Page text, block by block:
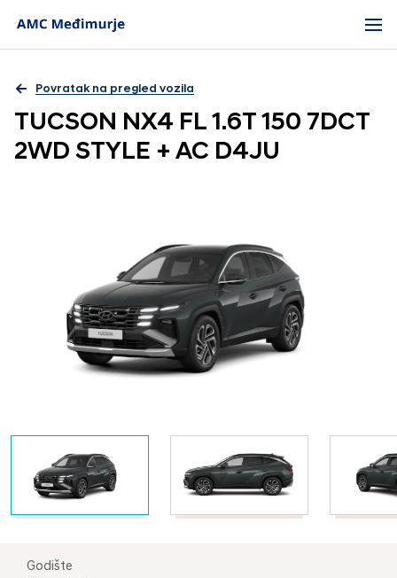
Povratak na pregled vozila
TUCSON NX4 FL 1.6T 150 7DCT
2WD STYLE + AC D4JU
Godište